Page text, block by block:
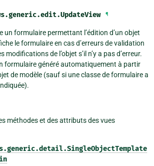
UpdateView ¶
un formulaire permettant l’édition d’un objet
le formulaire en cas d’erreurs de validation
modifications de l’objet s’il n’y a pas d’erreur.
formulaire généré automatiquement à partir
de modèle (sauf si une classe de formulaire a
méthodes et des attributs des vues